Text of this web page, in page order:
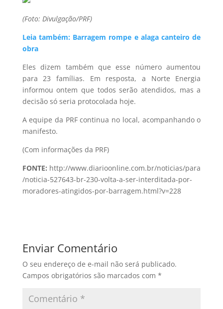
(Foto: Divulgação/PRF)
Leia também: Barragem rompe e alaga canteiro de
obra
Eles dizem também que esse número aumentou
para 23 famílias. Em resposta, a Norte Energia
informou ontem que todos serão atendidos, mas a
decisão só seria protocolada hoje.
A equipe da PRF continua no local, acompanhando o
manifesto.
(Com informações da PRF)
FONTE: http://www.diarioonline.com.br/noticias/para
/noticia-527643-br-230-volta-a-ser-interditada-por-
moradores-atingidos-por-barragem.html?v=228
Enviar Comentário
O seu endereço de e-mail não será publicado.
Campos obrigatórios são marcados com *